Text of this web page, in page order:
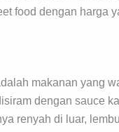
food dengan harga
makanan yang
dengan sauce
renyah di luar,